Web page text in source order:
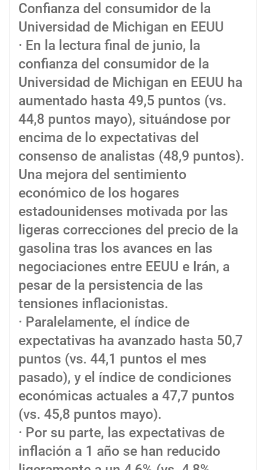
Confianza del consumidor de la
Universidad de Michigan en EEUU
· En la lectura final de junio, la
confianza del consumidor de la
Universidad de Michigan en EEUU ha
aumentado hasta 49,5 puntos (vs.
44,8 puntos mayo), situándose por
encima de lo expectativas del
consenso de analistas (48,9 puntos).
Una mejora del sentimiento
económico de los hogares
estadounidenses motivada por las
ligeras correcciones del precio de la
gasolina tras los avances en las
negociaciones entre EEUU e Irán, a
pesar de la persistencia de las
tensiones inflacionistas.
· Paralelamente, el índice de
expectativas ha avanzado hasta 50,7
puntos (vs. 44,1 puntos el mes
pasado), y el índice de condiciones
económicas actuales a 47,7 puntos
(vs. 45,8 puntos mayo).
· Por su parte, las expectativas de
inflación a 1 año se han reducido